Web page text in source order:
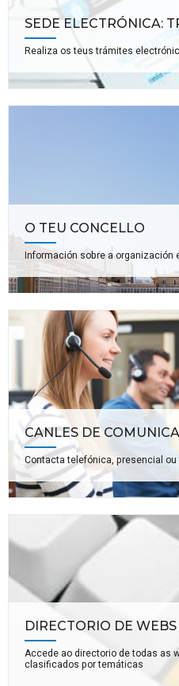
SEDE ELECTRÓNICA:
Realiza os teus trámites
O TEU CONCELLO
Información sobre a organización
CANLES DE
Contacta telefónica, presencial
DIRECTORIO DE
Accede ao directorio de todas as
clasificados por temáticas